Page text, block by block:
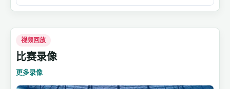
视频回放
比赛录像
更多录像